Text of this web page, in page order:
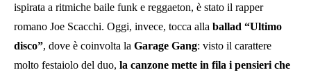
ispirata a ritmiche baile funk e reggaeton, è stato il rapper
romano Joe Scacchi. Oggi, invece, tocca alla ballad “Ultimo
disco”, dove è coinvolta la Garage Gang: visto il carattere
molto festaiolo del duo, la canzone mette in fila i pensieri che